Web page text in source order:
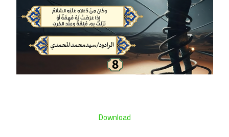
Download